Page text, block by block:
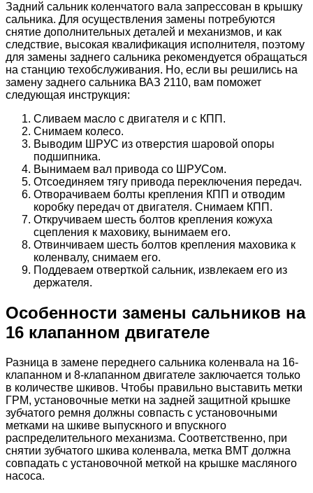
Задний сальник коленчатого вала запрессован в крышку
сальника. Для осуществления замены потребуются
снятие дополнительных деталей и механизмов, и как
следствие, высокая квалификация исполнителя, поэтому
для замены заднего сальника рекомендуется обращаться
на станцию техобслуживания. Но, если вы решились на
замену заднего сальника ВАЗ 2110, вам поможет
следующая инструкция:
Сливаем масло с двигателя и с КПП.
Снимаем колесо.
Выводим ШРУС из отверстия шаровой опоры
подшипника.
Вынимаем вал привода со ШРУСом.
Отсоединяем тягу привода переключения передач.
Отворачиваем болты крепления КПП и отводим
коробку передач от двигателя. Снимаем КПП.
Откручиваем шесть болтов крепления кожуха
сцепления к маховику, вынимаем его.
Отвинчиваем шесть болтов крепления маховика к
коленвалу, снимаем его.
Поддеваем отверткой сальник, извлекаем его из
держателя.
Особенности замены сальников на
16 клапанном двигателе
Разница в замене переднего сальника коленвала на 16-
клапанном и 8-клапанном двигателе заключается только
в количестве шкивов. Чтобы правильно выставить метки
ГРМ, установочные метки на задней защитной крышке
зубчатого ремня должны совпасть с установочными
метками на шкиве выпускного и впускного
распределительного механизма. Соответственно, при
снятии зубчатого шкива коленвала, метка ВМТ должна
совпадать с установочной меткой на крышке масляного
насоса.